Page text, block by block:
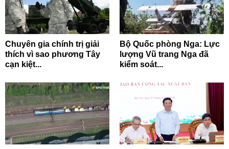
Chuyên gia chính trị giải
thích vì sao phương Tây
cạn kiệt...
Bộ Quốc phòng Nga: Lực
lượng Vũ trang Nga đã
kiểm soát...